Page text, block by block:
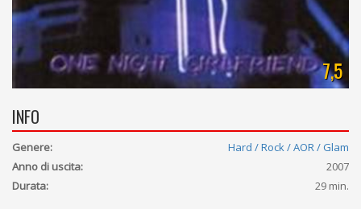
7,5
INFO
Genere:
Hard / Rock / AOR / Glam
Anno di uscita:
2007
Durata:
29 min.